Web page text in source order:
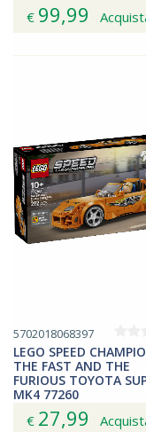
€ 99,99
5702018068397
LEGO SPEED
THE FAST AND THE
FURIOUS TOYOTA
MK4 77260
€ 27,99